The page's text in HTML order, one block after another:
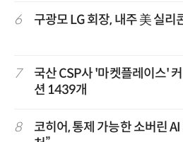
6 구광모 LG 회장, 내주 美 실리
7
국산 CSP사 '마켓플레이스'
션 1439개
8
코히어, 통제 가능한 소버린